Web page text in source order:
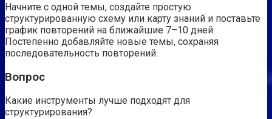
Начните с одной темы, создайте простую
структурированную схему или карту знаний и поставьте
график повторений на ближайшие 7–10 дней.
Постепенно добавляйте новые темы, сохраняя
последовательность повторений.
Вопрос
Какие инструменты лучше подходят для
структурирования?